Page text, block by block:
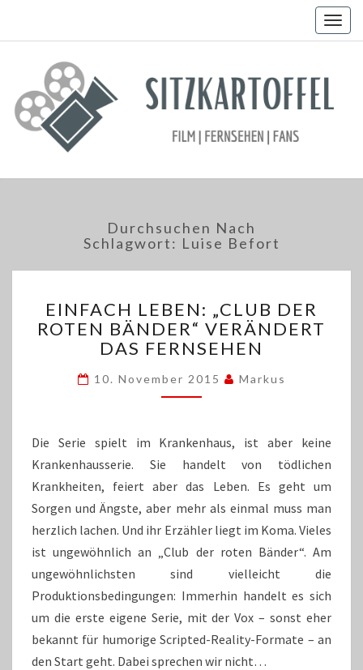
Durchsuchen Nach
Schlagwort: Luise Befort
LEBEN:
„CLUB
DER
BÄNDER“
VERÄNDERT
FERNSEHEN
EINFACH LEBEN: „CLUB DER
ROTEN BÄNDER“ VERÄNDERT
DAS FERNSEHEN
10. November 2015 Markus
Die Serie spielt im Krankenhaus, ist aber keine
Krankenhausserie. Sie handelt von tödlichen
Krankheiten, feiert aber das Leben. Es geht um
Sorgen und Ängste, aber mehr als einmal muss man
herzlich lachen. Und ihr Erzähler liegt im Koma. Vieles
ist ungewöhnlich an „Club der roten Bänder“. Am
ungewöhnlichsten sind vielleicht die
Produktionsbedingungen: Immerhin handelt es sich
um die erste eigene Serie, mit der Vox – sonst eher
bekannt für humorige Scripted-Reality-Formate – an
den Start geht. Dabei sprechen wir nicht…